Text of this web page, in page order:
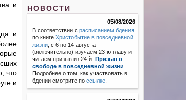
и
и
что
и
НОВОСТИ
05/08/2026
В соответствии срасписанием бдения
по книгеХристобытие в повседневной
жизни , с 6 по 14 августа
(включительно) изучаем 23-ю главу и
читаем призыв из 24-й: Призыв о
свободе в повседневной жизни
Подробнее о том, как участвовать в
бдении смотрите поссылке